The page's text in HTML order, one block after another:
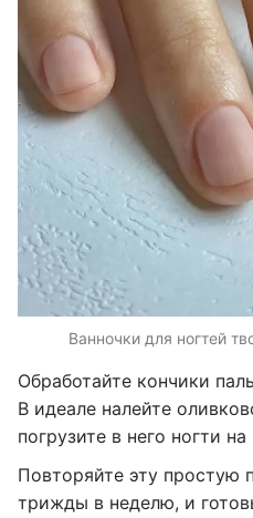
Ванночки для ногтей
Обработайте кончики
В идеале налейте
погрузите в него ногти
Повторяйте эту простую
трижды в неделю, и